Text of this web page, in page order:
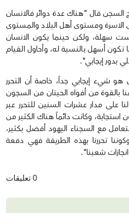
السجن قال "هناك عدة دوائر فالانسان
ومستوى أهل البلاد والمستوى
سهلة، ولكن حينما يكون الانسان
أسهل بالنسبة له، وأحاول القيام
بدور إيجابي".
شيء إيجابي جداً، خاصة أن التحرر
بالقوة من أفواه الحيتان من السجون
على مدار عشرات السنين للتحرر عبر
وكانت دائماً هناك الكثير من
مع السجناء اليهود أفضل بكثير،
تحررنا بهذه الطريقة فهي دفعة
شعبنا".
0 تعليقات